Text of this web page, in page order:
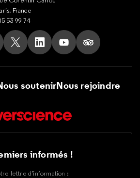
France
53 99 74
sur Facebook
nous sur Tik Tok
Suivez nous sur X
Suivez nous sur LinkedIn
Suivez nous sur
Suivez nous
soutenirNous rejoindre
informés !
lettre d’information :